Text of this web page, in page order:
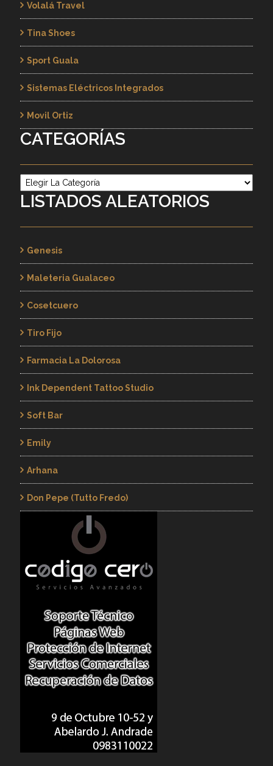
Volalá Travel
Tina Shoes
Sport Guala
Sistemas Eléctricos Integrados
Movil Ortiz
CATEGORÍAS
Categorías
LISTADOS ALEATORIOS
Genesis
Maleteria Gualaceo
Cosetcuero
Tiro Fijo
Farmacia La Dolorosa
Ink Dependent Tattoo Studio
Soft Bar
Emily
Arhana
Don Pepe (Tutto Fredo)